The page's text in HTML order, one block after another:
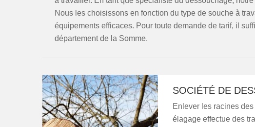
Nous les choisissons en fonction du type de souche à
équipements efficaces. Pour toute demande de tarif, il
département de la Somme.
SOCIÉTÉ DE
Enlever les racines
élagage effectue des